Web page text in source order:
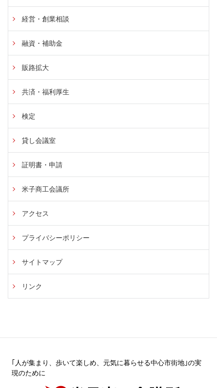
経営・創業相談
融資・補助金
販路拡大
共済・福利厚生
検定
貸し会議室
証明書・申請
米子商工会議所
アクセス
プライバシーポリシー
サイトマップ
リンク
｢人が集まり、歩いて楽しめ、元気に暮らせる中心市街地｣の実
現のために